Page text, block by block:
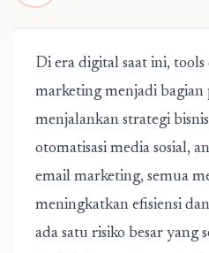
Di era digital saat ini,
marketing menjadi
menjalankan strategi
otomatisasi media sosial,
email marketing, semua
meningkatkan efisiensi
ada satu risiko besar yang